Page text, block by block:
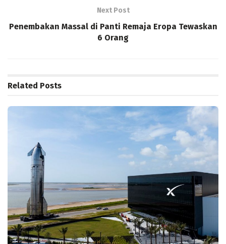
Next Post
Penembakan Massal di Panti Remaja Eropa Tewaskan
6 Orang
Related Posts